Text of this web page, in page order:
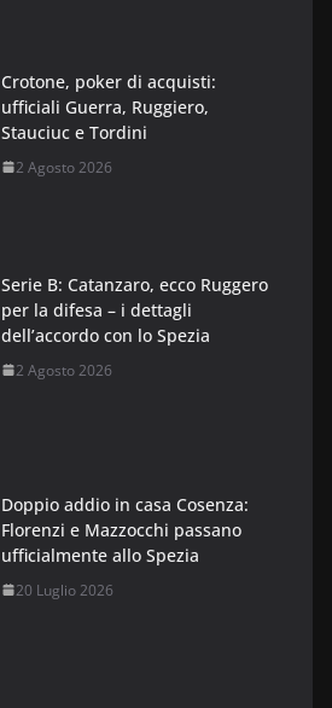
Crotone, poker di acquisti:
ufficiali Guerra, Ruggiero,
Stauciuc e Tordini
2 Agosto 2026
Serie B: Catanzaro, ecco Ruggero
per la difesa – i dettagli
dell’accordo con lo Spezia
2 Agosto 2026
Doppio addio in casa Cosenza:
Florenzi e Mazzocchi passano
ufficialmente allo Spezia
20 Luglio 2026